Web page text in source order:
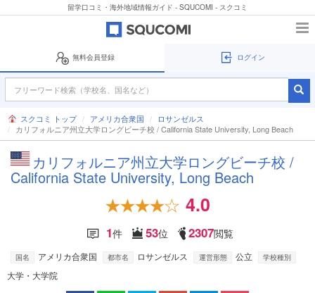
留学口コミ・海外地域情報ガイド - SQUCOMI - スクコミ
無料会員登録 ログイン
スクコミ トップ アメリカ合衆国
ロサンゼルス
カリフォルニア州立大学ロングビーチ校 / California State University, Long Beach
カリフォルニア州立大学ロングビーチ校 /
California State University, Long Beach
4.0
1件 53位 2307閲覧
国名 アメリカ合衆国 都市名 ロサンゼルス 運営形態 公立 学校種別
大学・大学院